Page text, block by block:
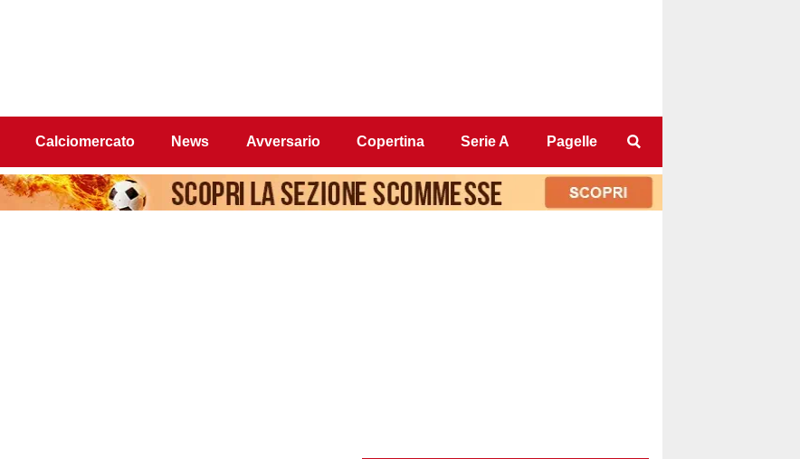
Calciomercato News Avversario Copertina Serie A Pagelle